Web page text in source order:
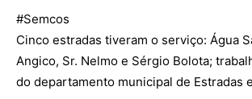
#Semcos
Cinco estradas tiveram o serviço: Água
Angico, Sr. Nelmo e Sérgio Bolota;
do departamento municipal de Estradas